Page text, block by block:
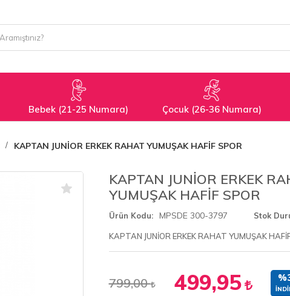
Bebek (21-25 Numara) Çocuk (26-36 Numara)
KAPTAN JUNİOR ERKEK RAHAT YUMUŞAK HAFİF SPOR
KAPTAN JUNİOR ERKEK
YUMUŞAK HAFİF SPOR
Ürün Kodu MPSDE 300-3797 Stok
KAPTAN JUNİOR ERKEK RAHAT YUMUŞAK
799,00 499,95